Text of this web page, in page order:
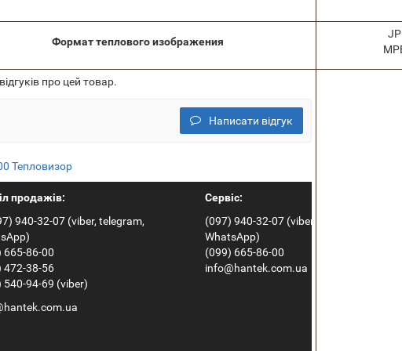
Формат теплового изображения
про цей товар.
Написати відгук
Тепловизор
продажів:
940-32-07 (viber, telegram,
665-86-00
472-38-56
540-94-69 (viber)
Сервіс:
(097) 940-32-07 (viber, telegram,
WhatsApp)
(099) 665-86-00
info@hantek.com.ua